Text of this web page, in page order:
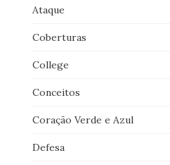
Ataque
Coberturas
College
Conceitos
Coração Verde e Azul
Defesa